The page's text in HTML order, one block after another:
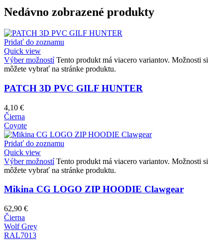
Nedávno zobrazené produkty
Pridať do zoznamu
Quick view
Výber možností Tento produkt má viacero variantov. Možnosti si
môžete vybrať na stránke produktu.
PATCH 3D PVC GILF HUNTER
4,10 €
Čierna
Coyote
Pridať do zoznamu
Quick view
Výber možností Tento produkt má viacero variantov. Možnosti si
môžete vybrať na stránke produktu.
Mikina CG LOGO ZIP HOODIE Clawgear
62,90 €
Čierna
Wolf Grey
RAL7013